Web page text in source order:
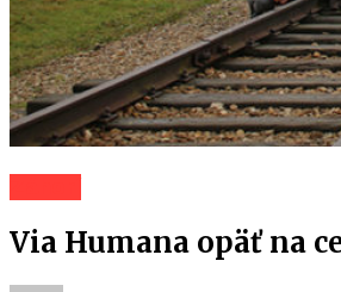
Via Humana opäť na